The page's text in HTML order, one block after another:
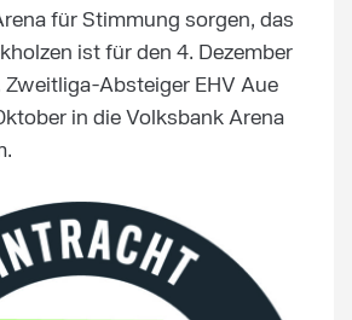
für Stimmung sorgen, das
ist für den 4. Dezember
Absteiger EHV Aue
in die Volksbank Arena